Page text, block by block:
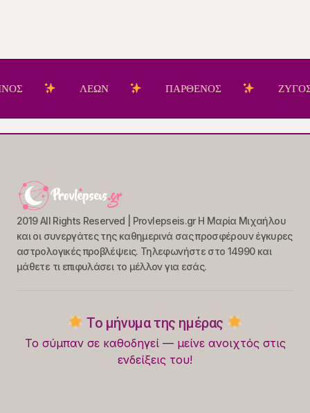
ΛΕΩΝ ΠΑΡΘΕΝΟΣ ΖΥΓΟΣ
2019 All Rights Reserved | Provlepseis.gr Η Μαρία Μιχαήλου
και οι συνεργάτες της καθημερινά σας προσφέρουν έγκυρες
αστρολογικές προβλέψεις. Τηλεφωνήστε στο 14990 και
μάθετε τι επιφυλάσει το μέλλον για εσάς.
Το μήνυμα της ημέρας
Το σύμπαν σε καθοδηγεί — μείνε ανοιχτός στις
ενδείξεις του!